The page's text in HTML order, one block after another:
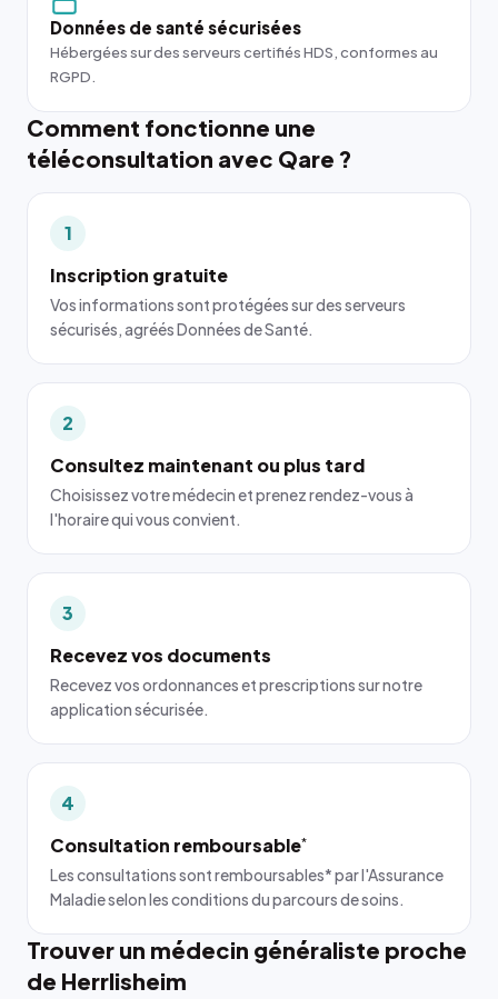
Données de santé sécurisées
Hébergées sur des serveurs certifiés HDS, conformes au
RGPD.
Comment fonctionne une
téléconsultation avec Qare ?
1
Inscription gratuite
Vos informations sont protégées sur des serveurs
sécurisés, agréés Données de Santé.
2
Consultez maintenant ou plus tard
Choisissez votre médecin et prenez rendez-vous à
l'horaire qui vous convient.
3
Recevez vos documents
Recevez vos ordonnances et prescriptions sur notre
application sécurisée.
4
Consultation remboursable*
Les consultations sont remboursables* par l'Assurance
Maladie selon les conditions du parcours de soins.
Trouver un médecin généraliste proche
de Herrlisheim